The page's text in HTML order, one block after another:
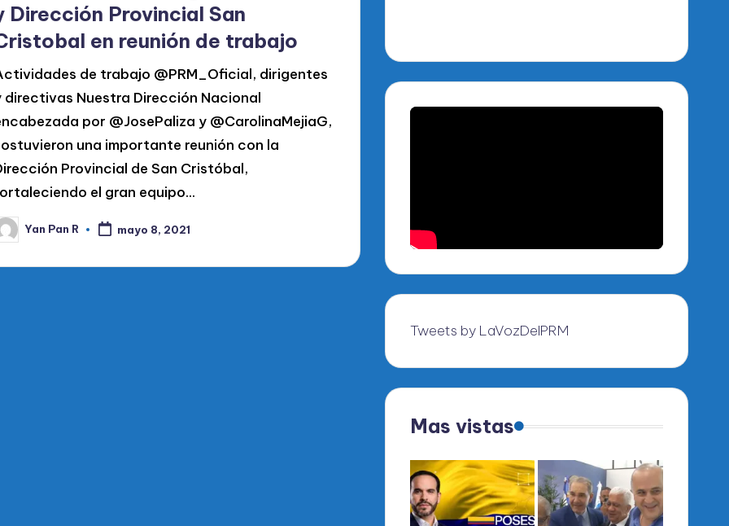
Dirección Provincial San
en reunión de trabajo
de trabajo @PRM_Oficial, dirigentes
directivas Nuestra Dirección Nacional
por @JosePaliza y @CarolinaMejiaG,
una importante reunión con la
Provincial de San Cristóbal,
el gran equipo…
Yan Pan R mayo 8, 2021
Tweets by LaVozDelPRM
Mas vistas